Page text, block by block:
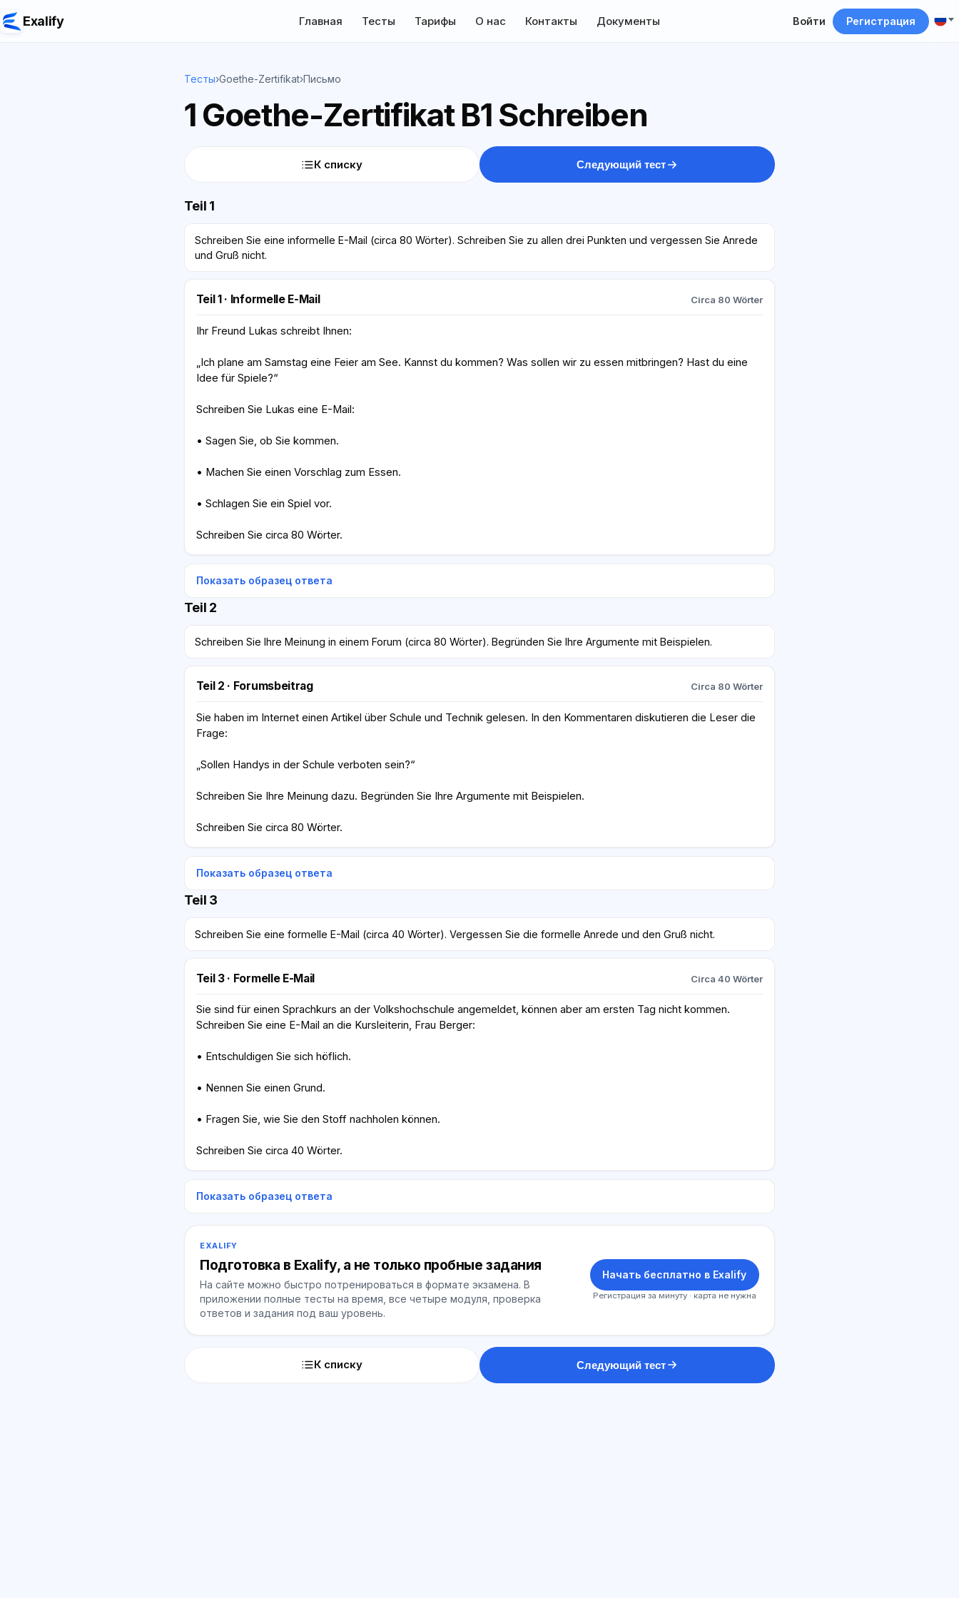
Exalify Главная Тесты Тарифы О нас Контакты Документы Войти Регистрация
Тесты›Goethe-Zertifikat›Письмо
1 Goethe-Zertifikat B1 Schreiben
К списку Следующий тест
Teil 1
Schreiben Sie eine informelle E-Mail (circa 80 Wörter). Schreiben Sie zu allen drei Punkten und vergessen Sie Anrede
und Gruß nicht.
Teil 1 · Informelle E-Mail Circa 80 Wörter
Ihr Freund Lukas schreibt Ihnen:
„Ich plane am Samstag eine Feier am See. Kannst du kommen? Was sollen wir zu essen mitbringen? Hast du eine
Idee für Spiele?“
Schreiben Sie Lukas eine E-Mail:
• Sagen Sie, ob Sie kommen.
• Machen Sie einen Vorschlag zum Essen.
• Schlagen Sie ein Spiel vor.
Schreiben Sie circa 80 Wörter.
Показать образец ответа
Teil 2
Schreiben Sie Ihre Meinung in einem Forum (circa 80 Wörter). Begründen Sie Ihre Argumente mit Beispielen.
Teil 2 · Forumsbeitrag Circa 80 Wörter
Sie haben im Internet einen Artikel über Schule und Technik gelesen. In den Kommentaren diskutieren die Leser die
Frage:
„Sollen Handys in der Schule verboten sein?“
Schreiben Sie Ihre Meinung dazu. Begründen Sie Ihre Argumente mit Beispielen.
Schreiben Sie circa 80 Wörter.
Показать образец ответа
Teil 3
Schreiben Sie eine formelle E-Mail (circa 40 Wörter). Vergessen Sie die formelle Anrede und den Gruß nicht.
Teil 3 · Formelle E-Mail Circa 40 Wörter
Sie sind für einen Sprachkurs an der Volkshochschule angemeldet, können aber am ersten Tag nicht kommen.
Schreiben Sie eine E-Mail an die Kursleiterin, Frau Berger:
• Entschuldigen Sie sich höflich.
• Nennen Sie einen Grund.
• Fragen Sie, wie Sie den Stoff nachholen können.
Schreiben Sie circa 40 Wörter.
Показать образец ответа
EXALIFY
Подготовка в Exalify, а не только пробные задания
На сайте можно быстро потренироваться в формате экзамена. В
приложении полные тесты на время, все четыре модуля, проверка
ответов и задания под ваш уровень.
Начать бесплатно в Exalify
Регистрация за минуту · карта не нужна
К списку Следующий тест